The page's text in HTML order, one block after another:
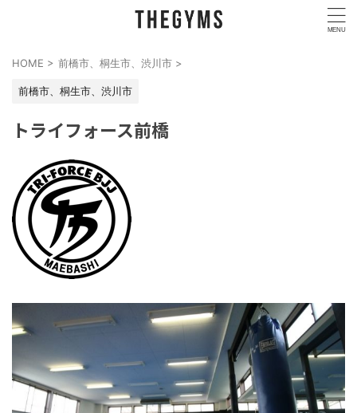
HOME > 前橋市、桐生市、渋川市 >
前橋市、桐生市、渋川市
トライフォース前橋